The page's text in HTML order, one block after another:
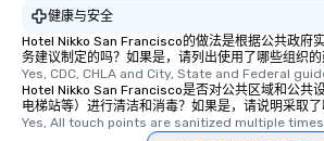
健康与安全
Hotel Nikko San Francisco的做法是根据公共政府
务建议制定的吗？如果是，请列出使用了哪些组织的
Yes, CDC, CHLA and City, State and Federal
Hotel Nikko San Francisco是否对公共区域和公共设
电梯站等）进行清洁和消毒？如果是，请说明采取了
Yes, All touch points are sanitized multiple